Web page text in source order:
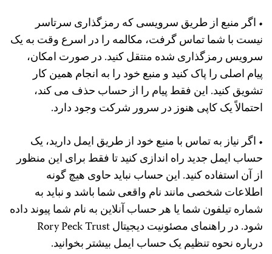
• اگر منبع از طریق سرویسی که رمزگذاری سرتاسر
نیست با شما تماس گرفت، مکالمه را در اسرع وقت به یک
سرویس رمزگذاری شده منتقل کنید. در صورت امکان،
پیام اصلی را پاک کنید و منبع خود را به انجام همین کار
تشویق کنید. این فقط پیام را از حساب حذف می کند،
احتمالاً یک کاپی هنوز در سرور شرکت وجود دارد.
• اگر نیاز به تماس با منبع خود از طریق ایمل دارید، یک
حساب ایمل جدید راه اندازی کنید تا فقط برای این منظور
از آن استفاده کنید. این حساب نباید حاوی هیچ گونه
اطلاعات شخصی مانند نام واقعی شما باشد و نباید به
شماره تیلفون شما یا هر حساب آنلاین به نام شما پیوند داده
شود. در راهنمای مصئونیت دیجیتال Rory Peck Trust
درباره نحوه تنظیم یک حساب ایمل بیشتر بخوانید.